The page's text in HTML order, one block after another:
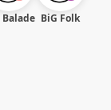
Balade BiG Folk